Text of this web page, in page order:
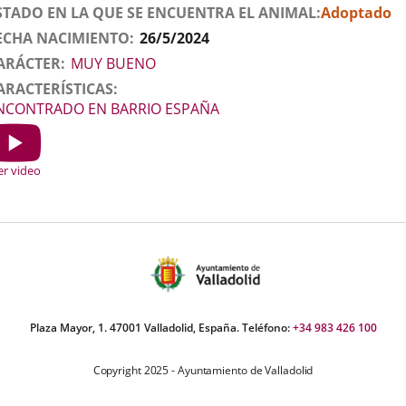
EN LA QUE SE ENCUENTRA EL ANIMAL Adoptado
NACIMIENTO 26/5/2024
MUY BUENO
EN BARRIO ESPAÑA
video
Plaza Mayor, 1. 47001 Valladolid, España. Teléfono:+34 983 426 100
Copyright 2025 - Ayuntamiento de Valladolid